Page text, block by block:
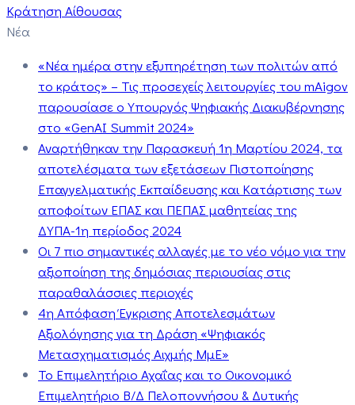
Κράτηση Αίθουσας
Νέα
«Νέα ημέρα στην εξυπηρέτηση των πολιτών από
το κράτος» – Τις προσεχείς λειτουργίες του mAigov
παρουσίασε ο Υπουργός Ψηφιακής Διακυβέρνησης
στο «GenAI Summit 2024»
Αναρτήθηκαν την Παρασκευή 1η Μαρτίου 2024, τα
αποτελέσματα των εξετάσεων Πιστοποίησης
Επαγγελματικής Εκπαίδευσης και Κατάρτισης των
αποφοίτων ΕΠΑΣ και ΠΕΠΑΣ μαθητείας της
ΔΥΠΑ-1η περίοδος 2024
Οι 7 πιο σημαντικές αλλαγές με το νέο νόμο για την
αξιοποίηση της δημόσιας περιουσίας στις
παραθαλάσσιες περιοχές
4η Απόφαση Έγκρισης Αποτελεσμάτων
Αξιολόγησης για τη Δράση «Ψηφιακός
Μετασχηματισμός Αιχμής ΜμΕ»
Το Επιμελητήριο Αχαΐας και το Οικονομικό
Επιμελητήριο Β/Δ Πελοποννήσου & Δυτικής